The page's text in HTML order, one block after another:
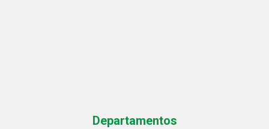
Departamentos